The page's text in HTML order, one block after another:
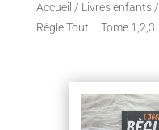
Accueil / Livres enfants/
Règle Tout – Tome 1,2,3